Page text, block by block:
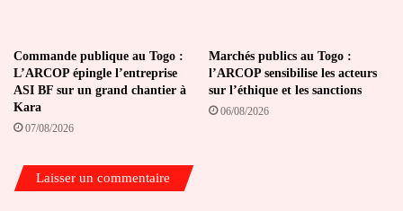
Commande publique au Togo :
L’ARCOP épingle l’entreprise
ASI BF sur un grand chantier à
Kara
07/08/2026
Marchés publics au Togo :
l’ARCOP sensibilise les acteurs
sur l’éthique et les sanctions
06/08/2026
Laisser un commentaire